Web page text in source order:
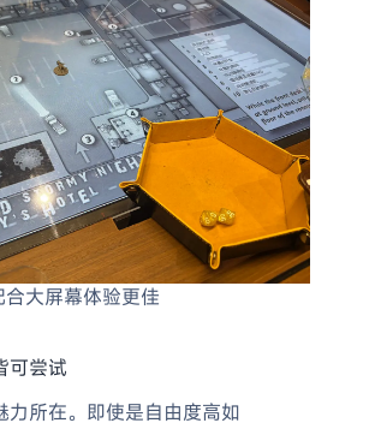
合大屏幕体验更佳
可尝试
力所在。即使是自由度高如